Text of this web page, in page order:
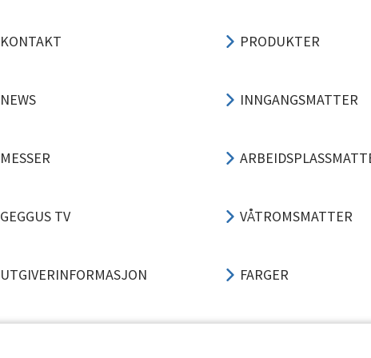
KONTAKT
NEWS
MESSER
GEGGUS TV
UTGIVERINFORMASJON
PRODUKTER
INNGANGSMATTER
VÅTROMSMATTER
FARGER